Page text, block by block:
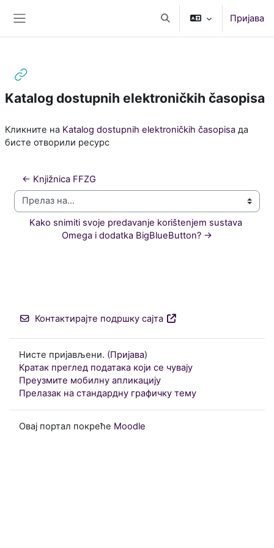
Укључи/искључи поље
Пријава
Katalog dostupnih elektroničkih časopisa
Кликните на Katalog dostupnih elektroničkih časopisa да
бисте отворили ресурс
← Knjižnica FFZG
Прелаз на...
Kako snimiti svoje predavanje korištenjem sustava
Omega i dodatka BigBlueButton? →
Контактирајте подршку сајта
Нисте пријављени. (Пријава)
Кратак преглед података који се чувају
Преузмите мобилну апликацију
Прелазак на стандардну графичку тему
Овај портал покреће Moodle